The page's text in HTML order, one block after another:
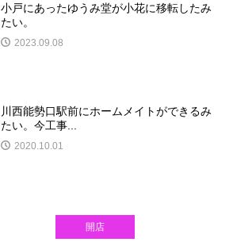
小戸にあったゆうみ堂が小花に移転したみ
たい。
2023.09.08
川西能勢口駅前にホームメイトができるみ
たい。今工事...
2020.10.01
開店